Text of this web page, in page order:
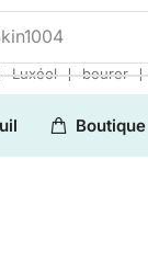
Luxéol ❘ beurer ❘
Boutique